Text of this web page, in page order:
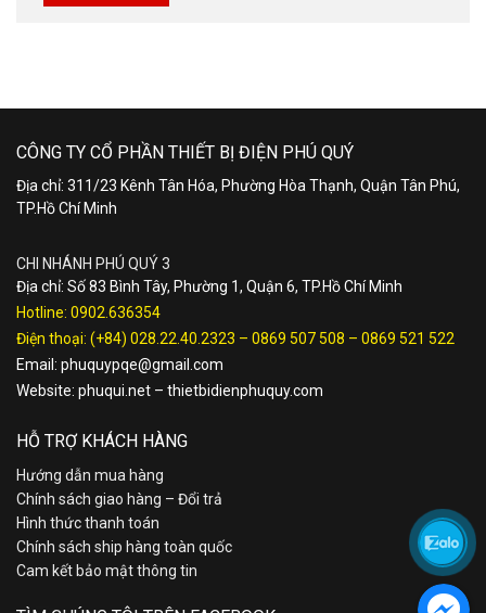
CÔNG TY CỔ PHẦN THIẾT BỊ ĐIỆN PHÚ QUÝ
Địa chỉ: 311/23 Kênh Tân Hóa, Phường Hòa Thạnh, Quận Tân Phú,
TP.Hồ Chí Minh
CHI NHÁNH PHÚ QUÝ 3
Địa chỉ: Số 83 Bình Tây, Phường 1, Quận 6, TP.Hồ Chí Minh
Hotline: 0902.636354
Điện thoại: (+84) 028.22.40.2323 – 0869 507 508 – 0869 521 522
Email: phuquypqe@gmail.com
Website: phuqui.net – thietbidienphuquy.com
HỖ TRỢ KHÁCH HÀNG
Hướng dẫn mua hàng
Chính sách giao hàng – Đổi trả
Hình thức thanh toán
Chính sách ship hàng toàn quốc
Cam kết bảo mật thông tin